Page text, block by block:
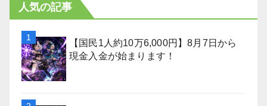
人気の記事
【国民1人約10万6,000円】8月7日から
現金入金が始まります！